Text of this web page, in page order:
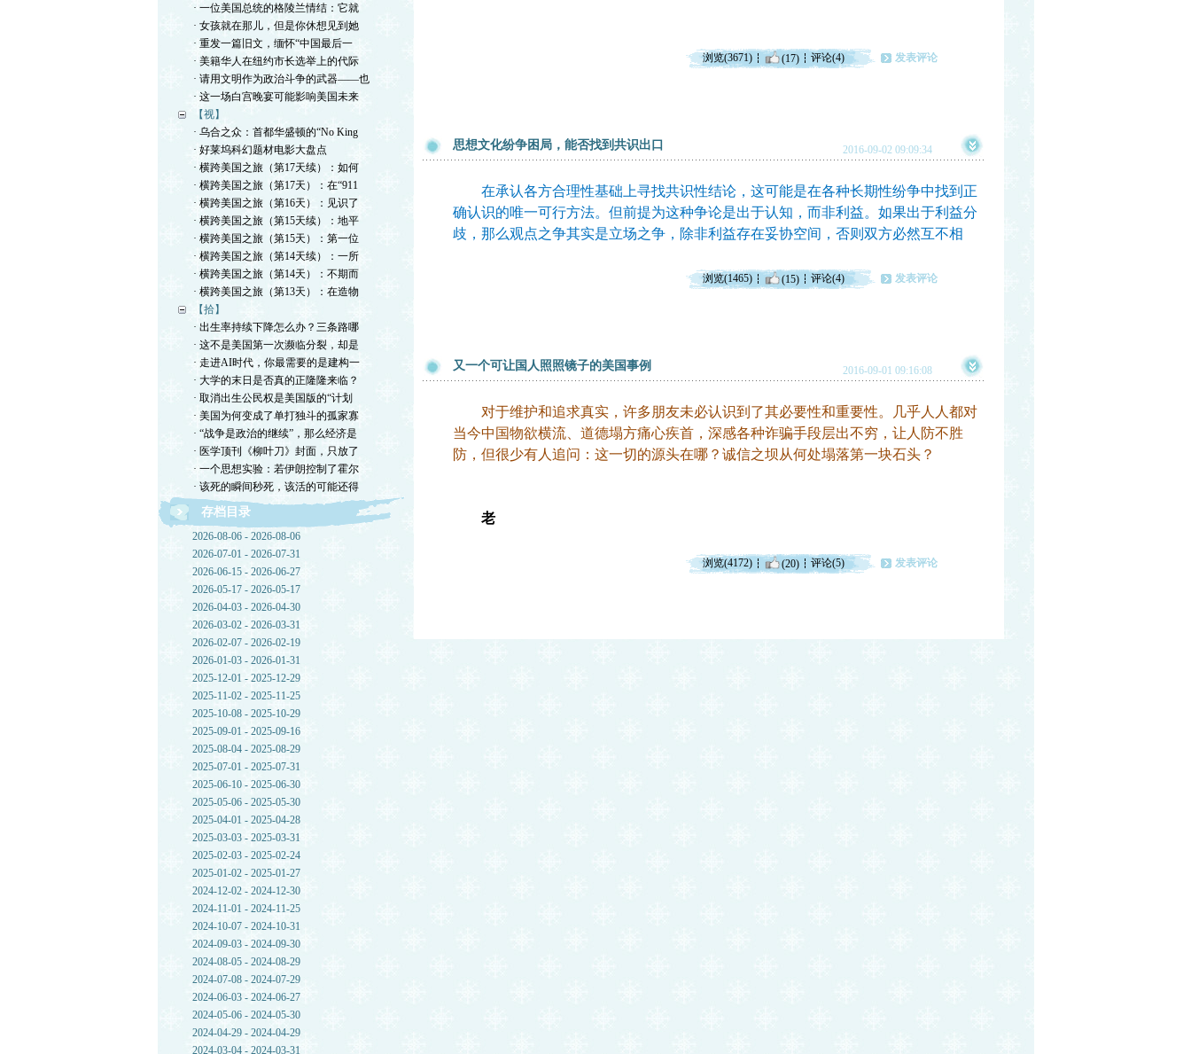
· 一位美国总统的格陵兰情结：它就
· 女孩就在那儿，但是你休想见到她
· 重发一篇旧文，缅怀“中国最后一
· 美籍华人在纽约市长选举上的代际
· 请用文明作为政治斗争的武器——也
· 这一场白宫晚宴可能影响美国未来
【视】
· 乌合之众：首都华盛顿的“No King
· 好莱坞科幻题材电影大盘点
· 横跨美国之旅（第17天续）：如何
· 横跨美国之旅（第17天）：在“911
· 横跨美国之旅（第16天）：见识了
· 横跨美国之旅（第15天续）：地平
· 横跨美国之旅（第15天）：第一位
· 横跨美国之旅（第14天续）：一所
· 横跨美国之旅（第14天）：不期而
· 横跨美国之旅（第13天）：在造物
【拾】
· 出生率持续下降怎么办？三条路哪
· 这不是美国第一次濒临分裂，却是
· 走进AI时代，你最需要的是建构一
· 大学的末日是否真的正隆隆来临？
· 取消出生公民权是美国版的“计划
· 美国为何变成了单打独斗的孤家寡
· “战争是政治的继续”，那么经济是
· 医学顶刊《柳叶刀》封面，只放了
· 一个思想实验：若伊朗控制了霍尔
· 该死的瞬间秒死，该活的可能还得
存档目录
2026-08-06 - 2026-08-06
2026-07-01 - 2026-07-31
2026-06-15 - 2026-06-27
2026-05-17 - 2026-05-17
2026-04-03 - 2026-04-30
2026-03-02 - 2026-03-31
2026-02-07 - 2026-02-19
2026-01-03 - 2026-01-31
2025-12-01 - 2025-12-29
2025-11-02 - 2025-11-25
2025-10-08 - 2025-10-29
2025-09-01 - 2025-09-16
2025-08-04 - 2025-08-29
2025-07-01 - 2025-07-31
2025-06-10 - 2025-06-30
2025-05-06 - 2025-05-30
2025-04-01 - 2025-04-28
2025-03-03 - 2025-03-31
2025-02-03 - 2025-02-24
2025-01-02 - 2025-01-27
2024-12-02 - 2024-12-30
2024-11-01 - 2024-11-25
2024-10-07 - 2024-10-31
2024-09-03 - 2024-09-30
2024-08-05 - 2024-08-29
2024-07-08 - 2024-07-29
2024-06-03 - 2024-06-27
2024-05-06 - 2024-05-30
2024-04-29 - 2024-04-29
2024-03-04 - 2024-03-31
浏览(3671) (17) 评论(4) 发表评论
思想文化纷争困局，能否找到共识出口 2016-09-02 09:09:34
在承认各方合理性基础上寻找共识性结论，这可能是在各种长期性纷争中找到正
确认识的唯一可行方法。但前提为这种争论是出于认知，而非利益。如果出于利益分
歧，那么观点之争其实是立场之争，除非利益存在妥协空间，否则双方必然互不相
浏览(1465) (15) 评论(4) 发表评论
又一个可让国人照照镜子的美国事例 2016-09-01 09:16:08
对于维护和追求真实，许多朋友未必认识到了其必要性和重要性。几乎人人都对
当今中国物欲横流、道德塌方痛心疾首，深感各种诈骗手段层出不穷，让人防不胜
防，但很少有人追问：这一切的源头在哪？诚信之坝从何处塌落第一块石头？
老
浏览(4172) (20) 评论(5) 发表评论